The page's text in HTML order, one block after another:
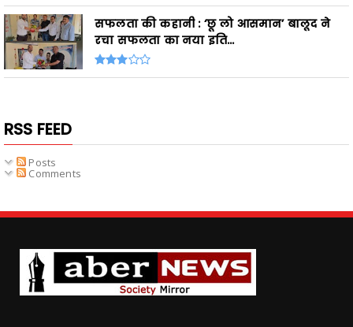
सफलता की कहानी : ‘छू लो आसमान’ बालूद ने
रचा सफलता का नया इति...
RSS FEED
Posts
Comments